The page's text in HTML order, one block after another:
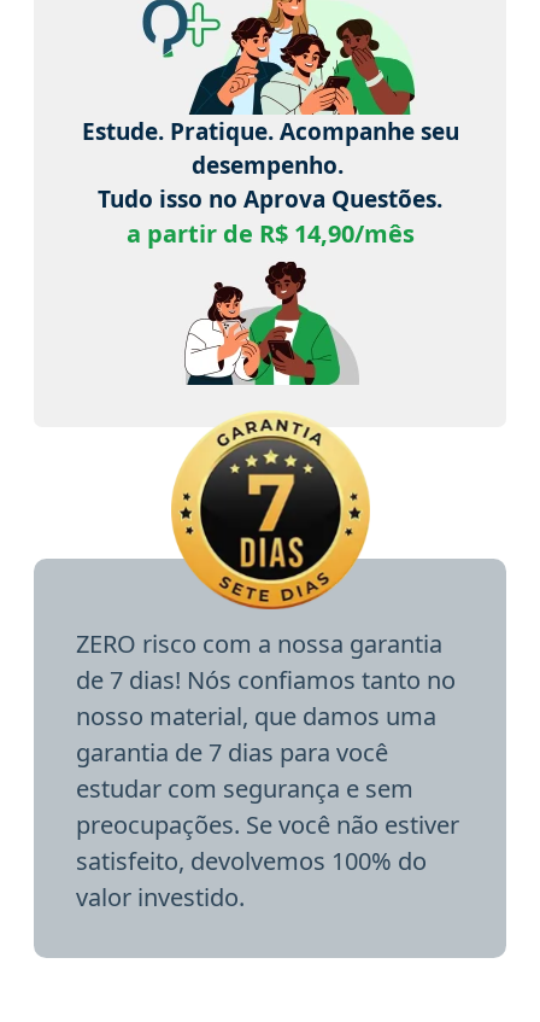
Estude. Pratique. Acompanhe seu
desempenho.
Tudo isso no Aprova Questões.
a partir de R$ 14,90/mês
ZERO risco com a nossa garantia
de 7 dias! Nós confiamos tanto no
nosso material, que damos uma
garantia de 7 dias para você
estudar com segurança e sem
preocupações. Se você não estiver
satisfeito, devolvemos 100% do
valor investido.